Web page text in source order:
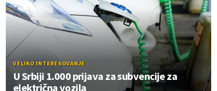
VELIKO INTERESOVANJE
U Srbiji 1.000 prijava za subvencije za
električna vozila